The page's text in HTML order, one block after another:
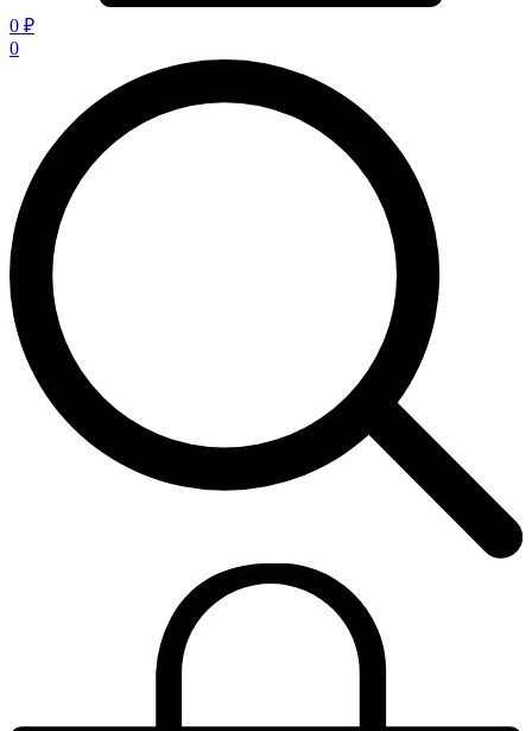
0 ₽
0